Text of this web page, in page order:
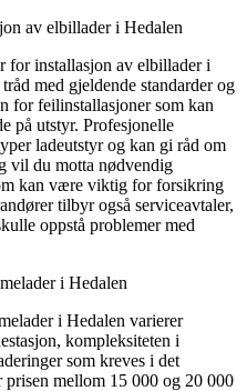
av elbillader i Hedalen
for installasjon av elbillader i
med gjeldende standarder og
for feilinstallasjoner som kan
på utstyr. Profesjonelle
ladeutstyr og kan gi råd om
vil du motta nødvendig
kan være viktig for forsikring
tilbyr også serviceavtaler,
oppstå problemer med
i Hedalen
i Hedalen varierer
kompleksiteten i
som kreves i det
mellom 15 000 og 20 000